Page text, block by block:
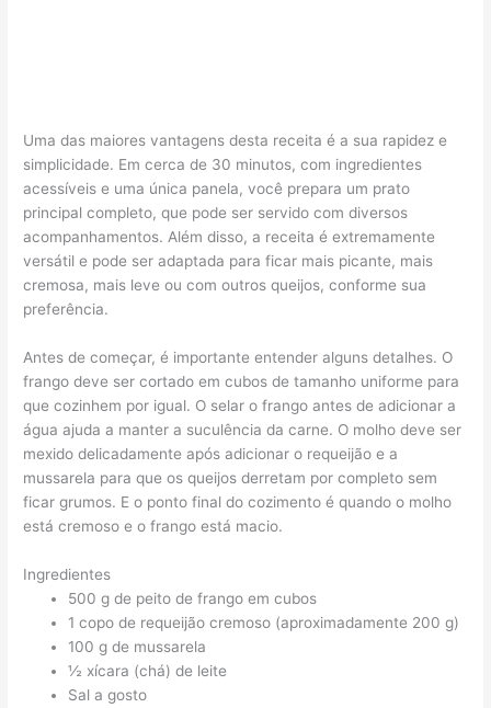
Uma das maiores vantagens desta receita é a sua rapidez e
simplicidade. Em cerca de 30 minutos, com ingredientes
acessíveis e uma única panela, você prepara um prato
principal completo, que pode ser servido com diversos
acompanhamentos. Além disso, a receita é extremamente
versátil e pode ser adaptada para ficar mais picante, mais
cremosa, mais leve ou com outros queijos, conforme sua
preferência.
Antes de começar, é importante entender alguns detalhes. O
frango deve ser cortado em cubos de tamanho uniforme para
que cozinhem por igual. O selar o frango antes de adicionar a
água ajuda a manter a suculência da carne. O molho deve ser
mexido delicadamente após adicionar o requeijão e a
mussarela para que os queijos derretam por completo sem
ficar grumos. E o ponto final do cozimento é quando o molho
está cremoso e o frango está macio.
Ingredientes
500 g de peito de frango em cubos
1 copo de requeijão cremoso (aproximadamente 200 g)
100 g de mussarela
½ xícara (chá) de leite
Sal a gosto